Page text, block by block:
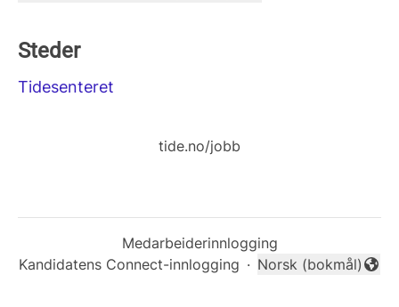
Steder
Tidesenteret
tide.no/jobb
Medarbeiderinnlogging
Kandidatens Connect-innlogging ·
Endre språk
Norsk (bokmål)